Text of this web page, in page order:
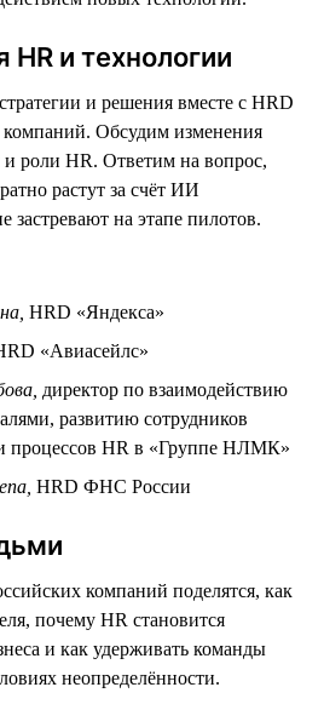
и технологии
и решения вместе с HRD
Обсудим изменения
и роли HR. Ответим на вопрос,
растут за счёт ИИ
застревают на этапе пилотов.
HRD «Яндекса»
«Авиасейлс»
директор по взаимодействию
развитию сотрудников
процессов HR в «Группе НЛМК»
HRD ФНС России
компаний поделятся, как
почему HR становится
и как удерживать команды
неопределённости.